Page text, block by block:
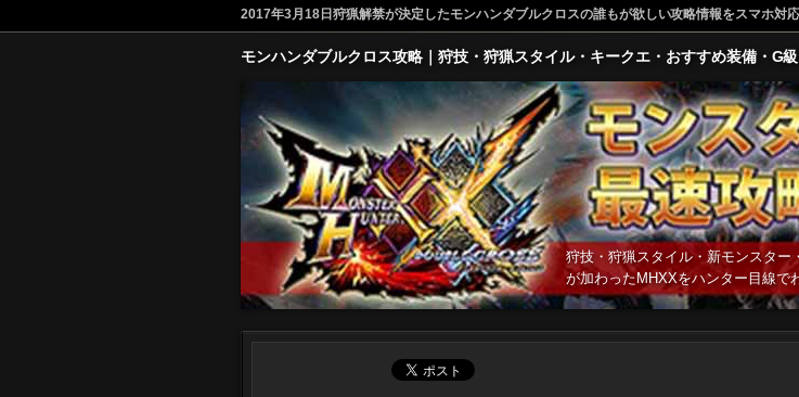
2017年3月18日狩猟解禁が決定したモンハンダブルクロスの誰もが欲しい攻略情報をスマホ対応
モンハンダブルクロス攻略｜狩技・狩猟スタイル・キークエ・おすすめ装備・G
狩技・狩猟スタイル・新モンスター
が加わったMHXXをハンター目線で